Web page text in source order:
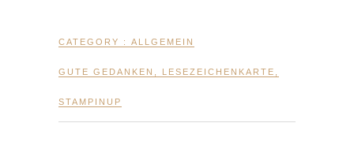
CATEGORY : ALLGEMEIN
GUTE GEDANKEN LESEZEICHENKARTE
STAMPINUP